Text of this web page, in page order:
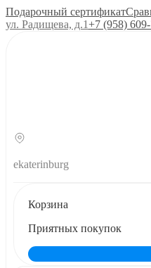
Подарочный сертификат
ул. Радищева, д.1+7 (958)
ekaterinburg
Корзина
Приятных покупок